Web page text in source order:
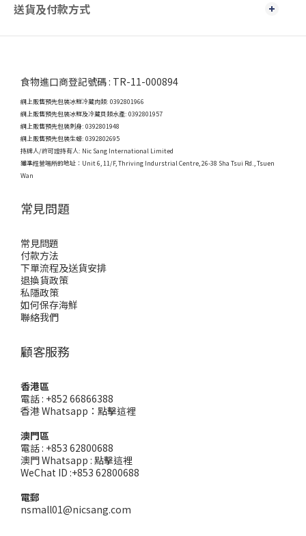
送貨及付款方式
食物進口商登記號碼 : TR-11-000894
網上販售預先包裝冰鮮冷藏肉類: 0392801966
網上販售預先包裝冰鮮及冷藏貝類水產: 0392801957
網上販售預先包裝刺身: 0392801948
網上販售預先包裝生蠔: 0392802695
持牌人/許可證持有人: Nic Sang International Limited
獲準經營場所的地址： Unit 6, 11/F, Thriving Indurstrial Centre, 26-38 Sha Tsui Rd., Tsuen
Wan
常見問題
常見問題
付款方法
下單流程及送貨安排
退換貨政策
私隱政策
如何保存海鮮
聯絡我們
顧客服務
香港區
電話 : +852 66866388
香港 Whatsapp： 點擊這裡
澳門區
電話 : +853 62800688
澳門 Whatsapp : 點擊這裡
WeChat ID :+853 62800688
電郵
nsmall01@nicsang.com